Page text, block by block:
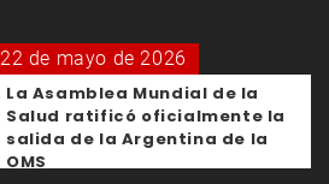
22 de mayo de 2026
La Asamblea Mundial de la
Salud ratificó oficialmente la
salida de la Argentina de la
OMS